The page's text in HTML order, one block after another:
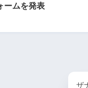
ームを発表
ザ